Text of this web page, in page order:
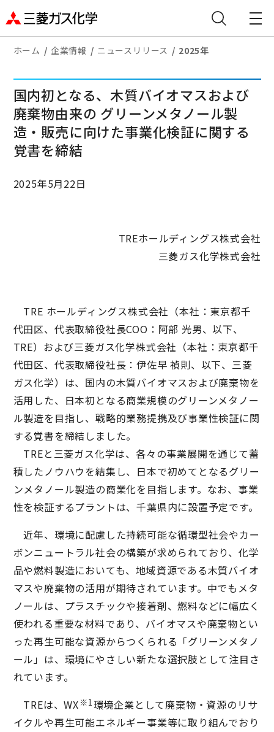
ホーム 企業情報 ニュースリリース 2025年
国内初となる、木質バイオマスおよび
廃棄物由来の グリーンメタノール製
造・販売に向けた事業化検証に関する
覚書を締結
2025年5月22日
TREホールディングス株式会社
三菱ガス化学株式会社
TRE ホールディングス株式会社（本社：東京都千
代田区、代表取締役社長COO：阿部 光男、以下、
TRE）および三菱ガス化学株式会社（本社：東京都千
代田区、代表取締役社長：伊佐早 禎則、以下、三菱
ガス化学）は、国内の木質バイオマスおよび廃棄物を
活用した、日本初となる商業規模のグリーンメタノー
ル製造を目指し、戦略的業務提携及び事業性検証に関
する覚書を締結しました。
TREと三菱ガス化学は、各々の事業展開を通じて蓄
積したノウハウを結集し、日本で初めてとなるグリー
ンメタノール製造の商業化を目指します。なお、事業
性を検証するプラントは、千葉県内に設置予定です。
近年、環境に配慮した持続可能な循環型社会やカー
ボンニュートラル社会の構築が求められており、化学
品や燃料製造においても、地域資源である木質バイオ
マスや廃棄物の活用が期待されています。中でもメタ
ノールは、プラスチックや接着剤、燃料などに幅広く
使われる重要な材料であり、バイオマスや廃棄物とい
った再生可能な資源からつくられる「グリーンメタノ
ール」は、環境にやさしい新たな選択肢として注目さ
れています。
TREは、WX ※1環境企業として廃棄物・資源のリサ
イクルや再生可能エネルギー事業等に取り組んでおり